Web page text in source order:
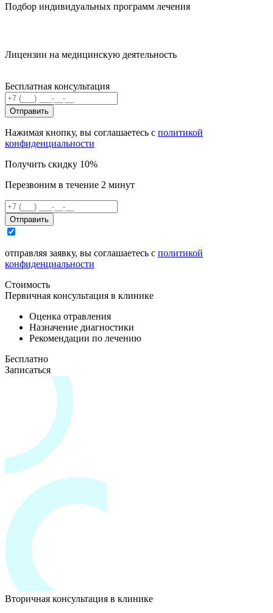
Подбор индивидуальных программ лечения
Лицензии на медицинскую деятельность
Бесплатная консультация
Отправить
Нажимая кнопку, вы соглашаетесь с политикой
конфиденциальности
Получить скидку 10%
Перезвоним в течение 2 минут
Отправить
отправляя заявку, вы соглашаетесь с политикой
конфиденциальности
Стоимость
Первичная консультация в клинике
Оценка отравления
Назначение диагностики
Рекомендации по лечению
Бесплатно
Записаться
Вторичная консультация в клинике